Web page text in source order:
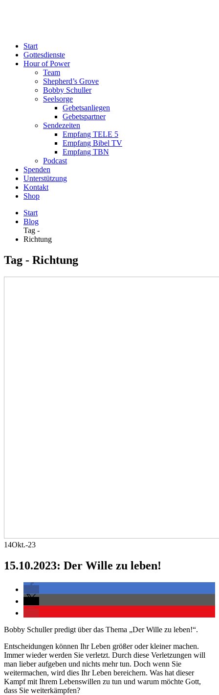
Start
Gottesdienste
Hour of Power
Team
Shepherd’s Grove
Bobby Schuller
Seelsorge
Gebetsanliegen
Gebetspartner
Sendezeiten
Empfang TELE 5
Empfang Bibel TV
Empfang TBN
Podcast
Spenden
Unterstützung
Kontakt
Shop
Start
Blog
Tag -
Richtung
Tag - Richtung
14Okt.-23
15.10.2023: Der Wille zu leben!
Bobby Schuller predigt über das Thema „Der Wille zu leben!“.
Entscheidungen können Ihr Leben größer oder kleiner machen.
Immer wieder werden Sie verletzt. Durch diese Verletzungen will
man lieber aufgeben und nichts mehr tun. Doch wenn Sie
weitermachen, wird dies Ihr Leben bereichern. Was hat dieser
Kampf mit Ihrem Lebenswillen zu tun und warum möchte Gott,
dass Sie weiterkämpfen?